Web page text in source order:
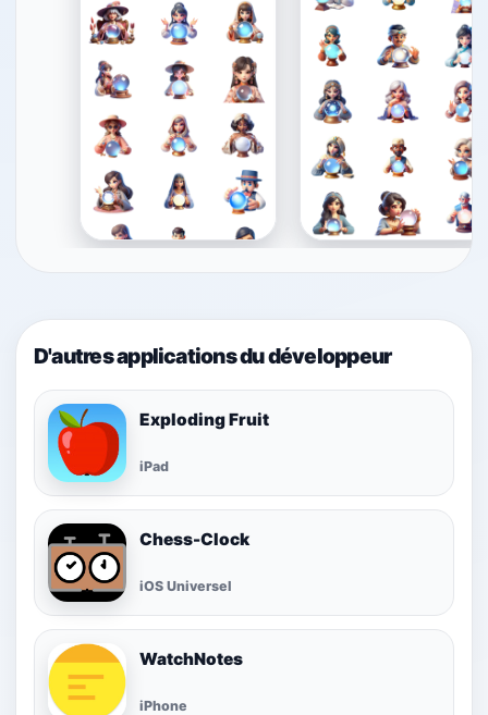
D'autres applications du développeur
Exploding Fruit
iPad
Chess-Clock
iOS Universel
WatchNotes
iPhone